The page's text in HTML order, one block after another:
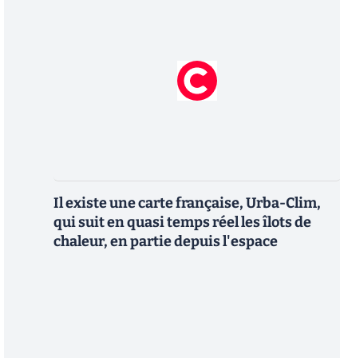
Il existe une carte française, Urba-Clim,
qui suit en quasi temps réel les îlots de
chaleur, en partie depuis l'espace